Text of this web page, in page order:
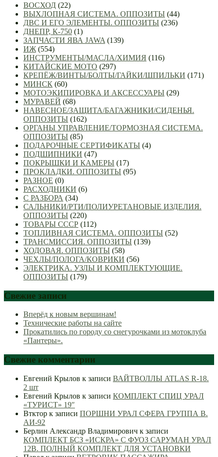
ВОСХОД (22)
ВЫХЛОПНАЯ СИСТЕМА. ОППОЗИТЫ (44)
ДВС И ЕГО ЭЛЕМЕНТЫ. ОППОЗИТЫ (236)
ДНЕПР, К-750 (1)
ЗАПЧАСТИ ЯВА JAWA (139)
ИЖ (554)
ИНСТРУМЕНТЫ/МАСЛА/ХИМИЯ (116)
КИТАЙСКИЕ МОТО (297)
КРЕПЁЖ/ВИНТЫ/БОЛТЫ/ГАЙКИ/ШПИЛЬКИ (171)
МИНСК (60)
МОТОЭКИПИРОВКА И АКСЕССУАРЫ (29)
МУРАВЕЙ (68)
НАВЕСНОЕ/ЗАЩИТА/БАГАЖНИКИ/СИДЕНЬЯ.
ОППОЗИТЫ (162)
ОРГАНЫ УПРАВЛЕНИЕ/ТОРМОЗНАЯ СИСТЕМА.
ОППОЗИТЫ (85)
ПОДАРОЧНЫЕ СЕРТИФИКАТЫ (4)
ПОДШИПНИКИ (47)
ПОКРЫШКИ И КАМЕРЫ (17)
ПРОКЛАДКИ. ОППОЗИТЫ (95)
РАЗНОЕ (0)
РАСХОДНИКИ (6)
С РАЗБОРА (34)
САЛЬНИКИ/РТИ/ПОЛИУРЕТАНОВЫЕ ИЗДЕЛИЯ.
ОППОЗИТЫ (220)
ТОВАРЫ СССР (112)
ТОПЛИВНАЯ СИСТЕМА. ОППОЗИТЫ (52)
ТРАНСМИССИЯ. ОППОЗИТЫ (139)
ХОДОВАЯ. ОППОЗИТЫ (58)
ЧЕХЛЫ/ПОЛОГА/КОВРИКИ (56)
ЭЛЕКТРИКА. УЗЛЫ И КОМПЛЕКТУЮЩИЕ.
ОППОЗИТЫ (179)
Свежие записи
Вперёд к новым вершинам!
Технические работы на сайте
Прокатились по городу со снегурочками из мотоклуба
«Пантеры».
Свежие комментарии
Евгений Крылов к записи ВАЙТВОЛЛЫ ATLAS R-18.
2 шт
Евгений Крылов к записи КОМПЛЕКТ СПИЦ УРАЛ
«ТУРИСТ» 19″
Втктор к записи ПОРШНИ УРАЛ СФЕРА ГРУППА В.
АИ-92
Берлин Александр Владимирович к записи
КОМПЛЕКТ БСЗ «ИСКРА» С ФУОЗ САРУМАН УРАЛ
12В. ПОЛНЫЙ КОМПЛЕКТ ДЛЯ УСТАНОВКИ